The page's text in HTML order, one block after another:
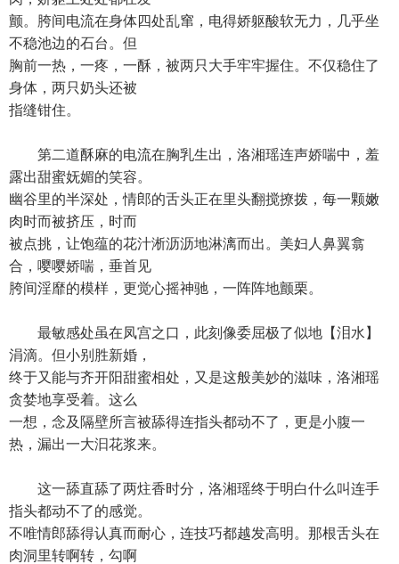
颤。胯间电流在身体四处乱窜，电得娇躯酸软无力，几乎坐
不稳池边的石台。但
胸前一热，一疼，一酥，被两只大手牢牢握住。不仅稳住了
身体，两只奶头还被
指缝钳住。
第二道酥麻的电流在胸乳生出，洛湘瑶连声娇喘中，羞
露出甜蜜妩媚的笑容。
幽谷里的半深处，情郎的舌头正在里头翻搅撩拨，每一颗嫩
肉时而被挤压，时而
被点挑，让饱蕴的花汁淅沥沥地淋漓而出。美妇人鼻翼翕
合，嘤嘤娇喘，垂首见
胯间淫靡的模样，更觉心摇神驰，一阵阵地颤栗。
最敏感处虽在凤宫之口，此刻像委屈极了似地【泪水】
涓滴。但小别胜新婚，
终于又能与齐开阳甜蜜相处，又是这般美妙的滋味，洛湘瑶
贪婪地享受着。这么
一想，念及隔壁所言被舔得连指头都动不了，更是小腹一
热，漏出一大汩花浆来。
这一舔直舔了两炷香时分，洛湘瑶终于明白什么叫连手
指头都动不了的感觉。
不唯情郎舔得认真而耐心，连技巧都越发高明。那根舌头在
肉洞里转啊转，勾啊